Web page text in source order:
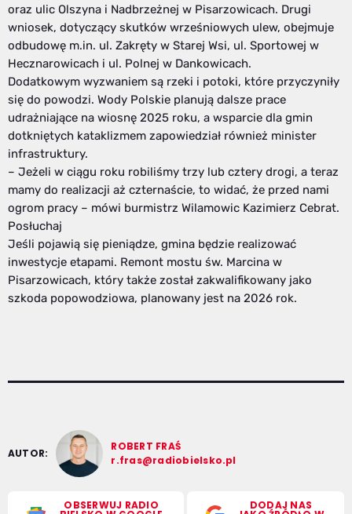
oraz ulic Olszyna i Nadbrzeżnej w Pisarzowicach. Drugi
wniosek, dotyczący skutków wrześniowych ulew, obejmuje
odbudowę m.in. ul. Zakręty w Starej Wsi, ul. Sportowej w
Hecznarowicach i ul. Polnej w Dankowicach.
Dodatkowym wyzwaniem są rzeki i potoki, które przyczyniły
się do powodzi. Wody Polskie planują dalsze prace
udrażniające na wiosnę 2025 roku, a wsparcie dla gmin
dotkniętych kataklizmem zapowiedział również minister
infrastruktury.
– Jeżeli w ciągu roku robiliśmy trzy lub cztery drogi, a teraz
mamy do realizacji aż czternaście, to widać, że przed nami
ogrom pracy – mówi burmistrz Wilamowic Kazimierz Cebrat.
Posłuchaj
Jeśli pojawią się pieniądze, gmina będzie realizować
inwestycje etapami. Remont mostu św. Marcina w
Pisarzowicach, który także został zakwalifikowany jako
szkoda popowodziowa, planowany jest na 2026 rok.
AUTOR:
ROBERT FRAŚ
r.fras@radiobielsko.pl
OBSERWUJ RADIO DODAJ NAS